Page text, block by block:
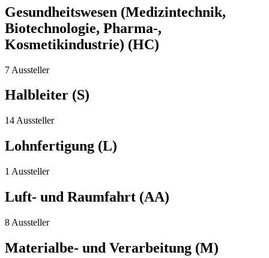
Gesundheitswesen (Medizintechnik,
Biotechnologie, Pharma-,
Kosmetikindustrie) (HC)
7 Aussteller
Halbleiter (S)
14 Aussteller
Lohnfertigung (L)
1 Aussteller
Luft- und Raumfahrt (AA)
8 Aussteller
Materialbe- und Verarbeitung (M)